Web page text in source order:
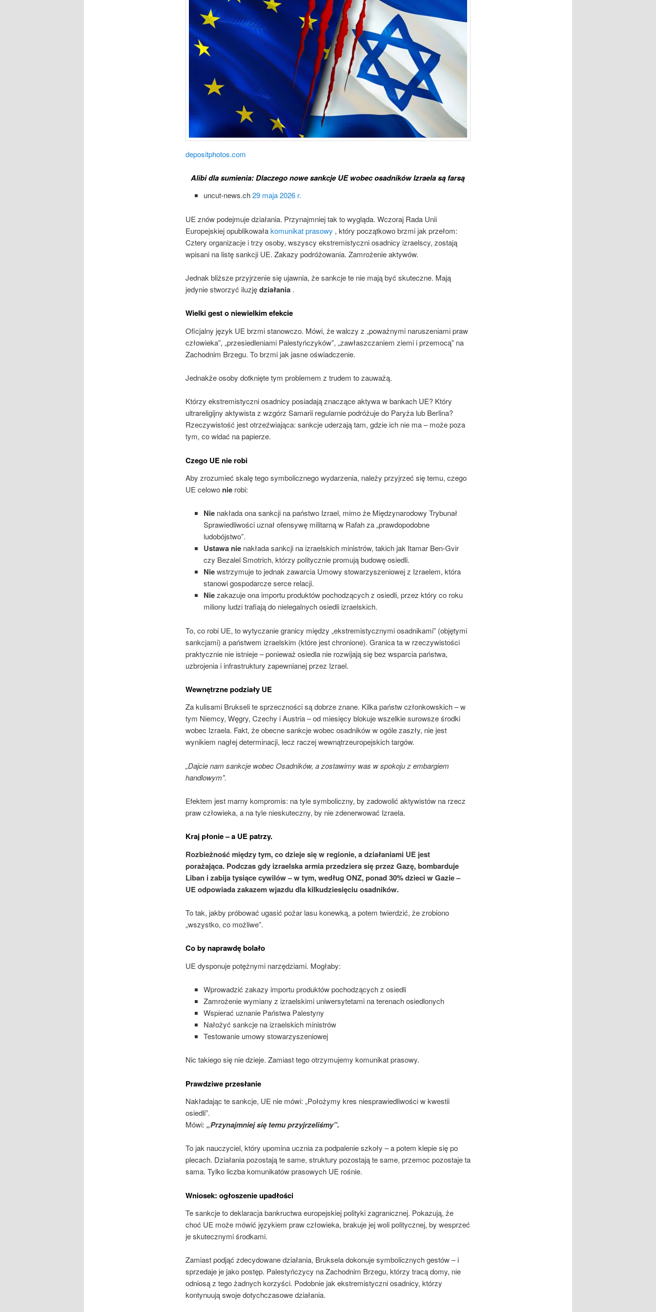
depositphotos.com
Alibi dla sumienia: Dlaczego nowe sankcje UE wobec osadników Izraela są farsą
uncut-news.ch29 maja 2026 r.
UE znów podejmuje działania. Przynajmniej tak to wygląda. Wczoraj Rada Unii
Europejskiej opublikowałakomunikat prasowy , który początkowo brzmi jak przełom:
Cztery organizacje i trzy osoby, wszyscy ekstremistyczni osadnicy izraelscy, zostają
wpisani na listę sankcji UE. Zakazy podróżowania. Zamrożenie aktywów.
Jednak bliższe przyjrzenie się ujawnia, że ​​sankcje te nie mają być skuteczne. Mają
jedynie stworzyć iluzjędziałania.
Wielki gest o niewielkim efekcie
Oficjalny język UE brzmi stanowczo. Mówi, że walczy z „poważnymi naruszeniami praw
człowieka”, „przesiedleniami Palestyńczyków”, „zawłaszczaniem ziemi i przemocą” na
Zachodnim Brzegu. To brzmi jak jasne oświadczenie.
Jednakże osoby dotknięte tym problemem z trudem to zauważą.
Którzy ekstremistyczni osadnicy posiadają znaczące aktywa w bankach UE? Który
ultrareligijny aktywista z wzgórz Samarii regularnie podróżuje do Paryża lub Berlina?
Rzeczywistość jest otrzeźwiająca: sankcje uderzają tam, gdzie ich nie ma – może poza
tym, co widać na papierze.
Czego UE nie robi
Aby zrozumieć skalę tego symbolicznego wydarzenia, należy przyjrzeć się temu, czego
UE celowo nierobi:
Nie nakłada ona sankcji na państwo Izrael, mimo że Międzynarodowy Trybunał
Sprawiedliwości uznał ofensywę militarną w Rafah za „prawdopodobne
ludobójstwo”.
Ustawa nie nakłada sankcji na izraelskich ministrów, takich jak Itamar Ben-Gvir
czy Bezalel Smotrich, którzy politycznie promują budowę osiedli.
Niewstrzymuje to jednak zawarcia Umowy stowarzyszeniowej z Izraelem, która
stanowi gospodarcze serce relacji.
Niezakazuje ona importu produktów pochodzących z osiedli, przez który co roku
miliony ludzi trafiają do nielegalnych osiedli izraelskich.
To, co robi UE, to wytyczanie granicy między „ekstremistycznymi osadnikami” (objętymi
sankcjami) a państwem izraelskim (które jest chronione). Granica ta w rzeczywistości
praktycznie nie istnieje – ponieważ osiedla nie rozwijają się bez wsparcia państwa,
uzbrojenia i infrastruktury zapewnianej przez Izrael.
Wewnętrzne podziały UE
Za kulisami Brukseli te sprzeczności są dobrze znane. Kilka państw członkowskich – w
tym Niemcy, Węgry, Czechy i Austria – od miesięcy blokuje wszelkie surowsze środki
wobec Izraela. Fakt, że obecne sankcje wobec osadników w ogóle zaszły, nie jest
wynikiem nagłej determinacji, lecz raczej wewnątrzeuropejskich targów.
„Dajcie nam sankcje wobec Osadników, a zostawimy was w spokoju z embargiem
handlowym”.
Efektem jest marny kompromis: na tyle symboliczny, by zadowolić aktywistów na rzecz
praw człowieka, a na tyle nieskuteczny, by nie zdenerwować Izraela.
Kraj płonie – a UE patrzy.
Rozbieżność między tym, co dzieje się w regionie, a działaniami UE jest
porażająca. Podczas gdy izraelska armia przedziera się przez Gazę, bombarduje
Liban i zabija tysiące cywilów – w tym, według ONZ, ponad 30% dzieci w Gazie –
UE odpowiada zakazem wjazdu dla kilkudziesięciu osadników.
To tak, jakby próbować ugasić pożar lasu konewką, a potem twierdzić, że zrobiono
„wszystko, co możliwe”.
Co by naprawdę bolało
UE dysponuje potężnymi narzędziami. Mogłaby:
Wprowadzić zakazy importu produktów pochodzących z osiedli
Zamrożenie wymiany z izraelskimi uniwersytetami na terenach osiedlonych
Wspierać uznanie Państwa Palestyny
Nałożyć sankcje na izraelskich ministrów
Testowanie umowy stowarzyszeniowej
Nic takiego się nie dzieje. Zamiast tego otrzymujemy komunikat prasowy.
Prawdziwe przesłanie
Nakładając te sankcje, UE nie mówi: „Położymy kres niesprawiedliwości w kwestii
osiedli”.
Mówi: „Przynajmniej się temu przyjrzeliśmy”.
To jak nauczyciel, który upomina ucznia za podpalenie szkoły – a potem klepie się po
plecach. Działania pozostają te same, struktury pozostają te same, przemoc pozostaje ta
sama. Tylko liczba komunikatów prasowych UE rośnie.
Wniosek: ogłoszenie upadłości
Te sankcje to deklaracja bankructwa europejskiej polityki zagranicznej. Pokazują, że
choć UE może mówić językiem praw człowieka, brakuje jej woli politycznej, by wesprzeć
je skutecznymi środkami.
Zamiast podjąć zdecydowane działania, Bruksela dokonuje symbolicznych gestów – i
sprzedaje je jako postęp. Palestyńczycy na Zachodnim Brzegu, którzy tracą domy, nie
odniosą z tego żadnych korzyści. Podobnie jak ekstremistyczni osadnicy, którzy
kontynuują swoje dotychczasowe działania.